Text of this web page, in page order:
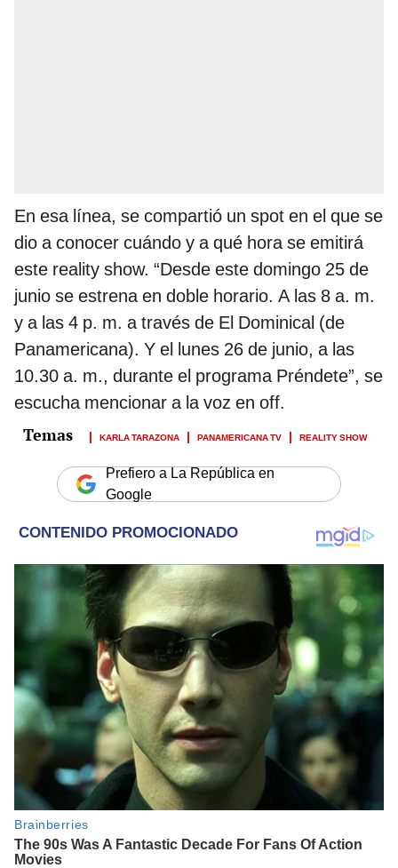
En esa línea, se compartió un spot en el que se
dio a conocer cuándo y a qué hora se emitirá
este reality show. “Desde este domingo 25 de
junio se estrena en doble horario. A las 8 a. m.
y a las 4 p. m. a través de El Dominical (de
Panamericana). Y el lunes 26 de junio, a las
10.30 a. m., durante el programa Préndete”, se
escucha mencionar a la voz en off.
KARLA TARAZONA PANAMERICANA TV REALITY SHOW
Prefiero a La República en
Google